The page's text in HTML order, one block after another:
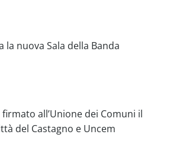
la nuova Sala della Banda
all’Unione dei Comuni il
del Castagno e Uncem